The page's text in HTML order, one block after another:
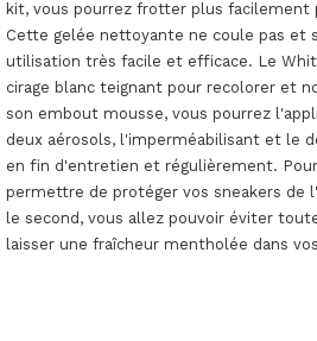
kit, vous pourrez frotter plus facilement
Cette gelée nettoyante ne coule pas et
utilisation très facile et efficace. Le
cirage blanc teignant pour recolorer et
son embout mousse, vous pourrez
deux aérosols, l'imperméabilisant et le
en fin d'entretien et régulièrement.
permettre de protéger vos sneakers de
le second, vous allez pouvoir éviter
laisser une fraîcheur mentholée dans